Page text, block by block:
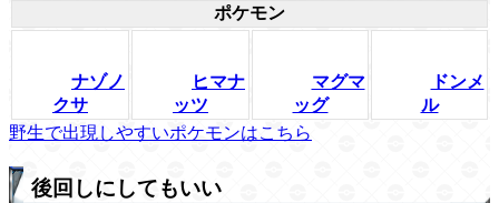
ポケモン
ナゾノ
クサ
ヒマナ
ッツ
マグマ
ッグ
ドンメ
ル
野生で出現しやすいポケモンはこちら
後回しにしてもいい